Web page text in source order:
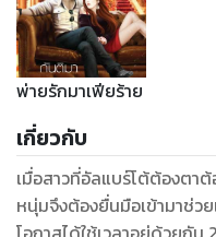
พ่ายรักมาเฟียร้าย
เกี่ยวกับ
เมื่อสาวที่อัลแบร์โต้ต้องตา
หนุ่มจึงต้องยื่นมือเข้ามาช่ว